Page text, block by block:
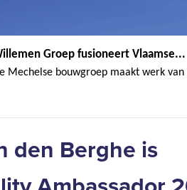
Groep fusioneert Vlaamse...
Mechelse bouwgroep maakt werk van
den Berghe is